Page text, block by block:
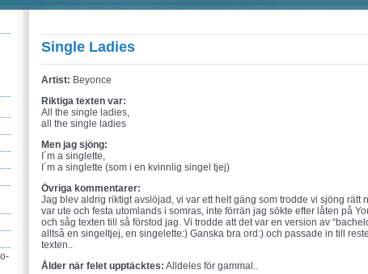
Single Ladies
Artist: Beyonce
Riktiga texten var:
All the single ladies,
all the single ladies
Men jag sjöng:
I´m a singlette,
I´m a singlette (som i en kvinnlig singel tjej)
Övriga kommentarer:
Jag blev aldrig riktigt avslöjad, vi var ett helt gäng som trodde vi sjöng rätt
var ute och festa utomlands i somras, inte förrän jag sökte efter låten på
och såg texten till så förstod jag. Vi trodde att det var en version av
alltså en singeltjej, en singelette:) Ganska bra ord:) och passade in till
texten..
Ålder när felet upptäcktes: Alldeles för gammal..